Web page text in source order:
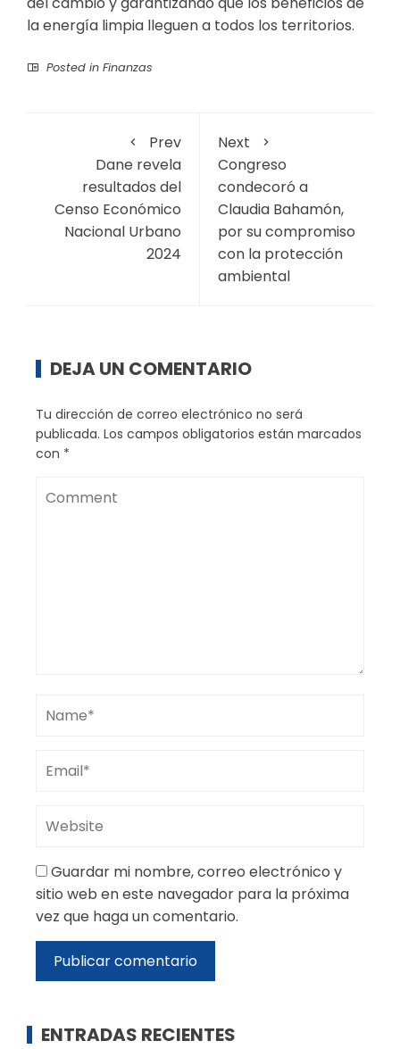
la energía limpia lleguen a todos los territorios.
Posted in Finanzas
Prev
Dane revela
resultados del
Censo Económico
Nacional Urbano
2024
Next
Congreso
condecoró a
Claudia Bahamón,
por su compromiso
con la protección
ambiental
DEJA UN COMENTARIO
Tu dirección de correo electrónico no será
publicada. Los campos obligatorios están marcados
con *
Guardar mi nombre, correo electrónico y
sitio web en este navegador para la próxima
vez que haga un comentario.
ENTRADAS RECIENTES